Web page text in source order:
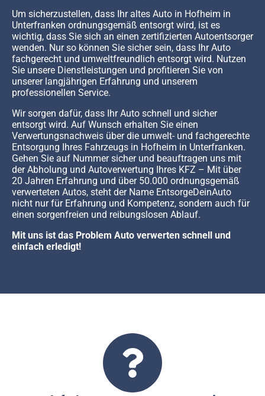
Um sicherzustellen, dass Ihr altes Auto in Hofheim in
Unterfranken ordnungsgemäß entsorgt wird, ist es
wichtig, dass Sie sich an einen zertifizierten Autoentsorger
wenden. Nur so können Sie sicher sein, dass Ihr Auto
fachgerecht und umweltfreundlich entsorgt wird. Nutzen
Sie unsere Dienstleistungen und profitieren Sie von
unserer langjährigen Erfahrung und unserem
professionellen Service.
Wir sorgen dafür, dass Ihr Auto schnell und sicher
entsorgt wird. Auf Wunsch erhalten Sie einen
Verwertungsnachweis über die umwelt- und fachgerechte
Entsorgung Ihres Fahrzeugs in Hofheim in Unterfranken.
Gehen Sie auf Nummer sicher und beauftragen uns mit
der Abholung und Autoverwertung Ihres KFZ – Mit über
20 Jahren Erfahrung und über 50.000 ordnungsgemäß
verwerteten Autos, steht der Name EntsorgeDeinAuto
nicht nur für Erfahrung und Kompetenz, sondern auch für
einen sorgenfreien und reibungslosen Ablauf.
Mit uns ist das Problem Auto verwerten schnell und
einfach erledigt!